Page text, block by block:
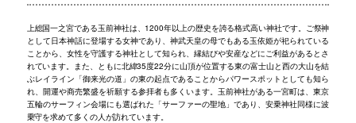
上総国一之宮である玉前神社は、1200年以上の歴史を誇る格式高い神社です。ご祭神
として日本神話に登場する女神であり、神武天皇の母でもある玉依姫が祀られている
ことから、女性を守護する神社として知られ、縁結びや安産などにご利益があるとさ
れています。また、ともに北緯35度22分に山頂が位置する東の富士山と西の大山を結
ぶレイライン「御来光の道」の東の起点であることからパワースポットとしても知ら
れ、開運や商売繁盛を祈願する参拝者も多くいます。玉前神社がある一宮町は、東京
五輪のサーフィン会場にも選ばれた「サーファーの聖地」であり、安乗神社同様に波
乗守を求めて多くの人が訪れています。